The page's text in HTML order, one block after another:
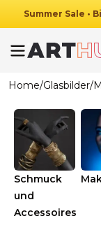
Summer Sale •
Home/Glasbilder/
Schmuck
und
Accessoires